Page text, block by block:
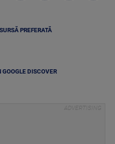
PREFERATĂ
GOOGLE DISCOVER